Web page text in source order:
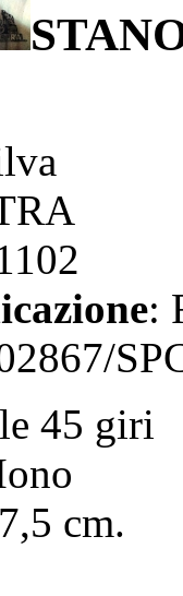
:
45 giri
cm.